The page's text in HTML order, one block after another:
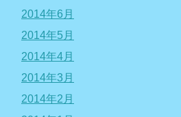
2014年6月
2014年5月
2014年4月
2014年3月
2014年2月